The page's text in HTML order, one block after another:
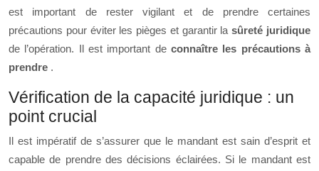
est important de rester vigilant et de prendre certaines
précautions pour éviter les pièges et garantir lasûreté juridique
de l’opération. Il est important de connaître les précautions à
prendre .
Vérification de la capacité juridique : un
point crucial
Il est impératif de s’assurer que le mandant est sain d’esprit et
capable de prendre des décisions éclairées. Si le mandant est